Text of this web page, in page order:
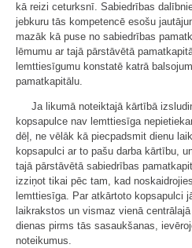
kā reizi ceturksnī. Sabiedrības
jebkuru tās kompetencē esošu
mazāk kā puse no sabiedrības
lēmumu ar tajā pārstāvētā
lemttiesīgumu konstatē katrā
pamatkapitālu.
Ja likumā noteiktajā kārtībā
kopsapulce nav lemttiesīga
dēļ, ne vēlāk kā piecpadsmit dienu
kopsapulci ar to pašu darba kārtību,
tajā pārstāvētā sabiedrības
izziņot tikai pēc tam, kad
lemttiesīga. Par atkārtoto kopsapulci
laikrakstos un vismaz vienā
dienas pirms tās sasaukšanas,
noteikumus.